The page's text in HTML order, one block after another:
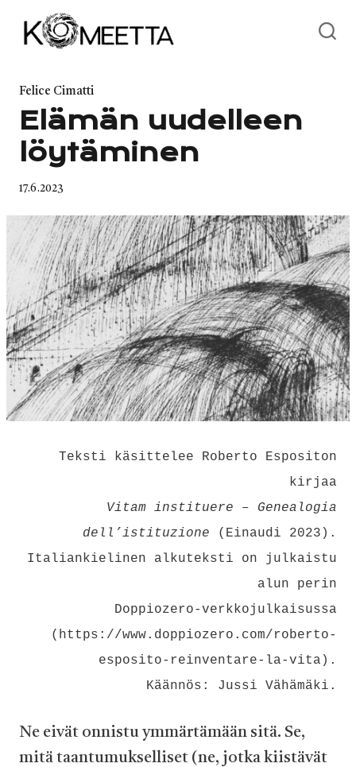
Category
Felice Cimatti
Elämän uudelleen
löytäminen
Published
17.6.2023
Teksti käsittelee Roberto Espositon
kirjaa
Vitam instituere – Genealogia
dell’istituzione (Einaudi 2023).
Italiankielinen alkuteksti on julkaistu
alun perin
Doppiozero-verkkojulkaisussa
( https://www.doppiozero.com/roberto-
esposito-reinventare-la-vita ).
Käännös: Jussi Vähämäki.
Ne eivät onnistu ymmärtämään sitä. Se,
mitä taantumukselliset (ne, jotka kiistävät